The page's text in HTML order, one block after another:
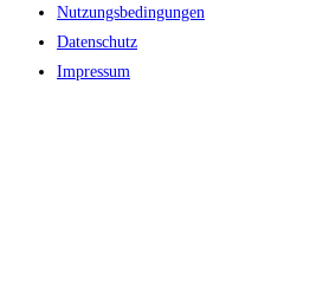
Nutzungsbedingungen
Datenschutz
Impressum